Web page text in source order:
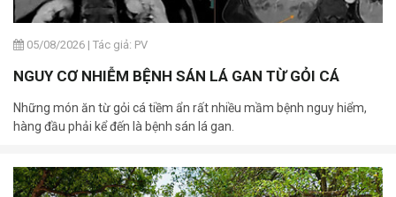
05/08/2026 | Tác giả: PV
NGUY CƠ NHIỄM BỆNH SÁN LÁ GAN TỪ GỎI CÁ
Những món ăn từ gỏi cá tiềm ẩn rất nhiều mầm bệnh nguy hiểm,
hàng đầu phải kể đến là bệnh sán lá gan.